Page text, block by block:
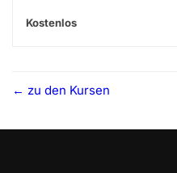
Kostenlos
zu den Kursen